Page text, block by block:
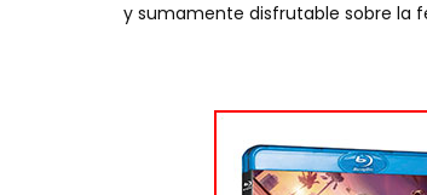
y sumamente disfrutable sobre la